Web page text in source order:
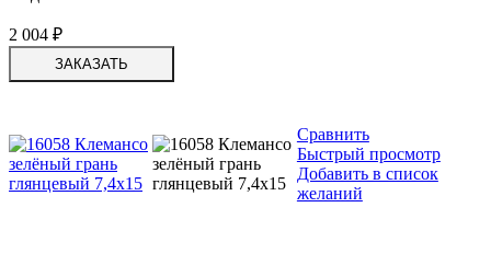
2 004 ₽
ЗАКАЗАТЬ
Сравнить
Быстрый просмотр
Добавить в список
желаний